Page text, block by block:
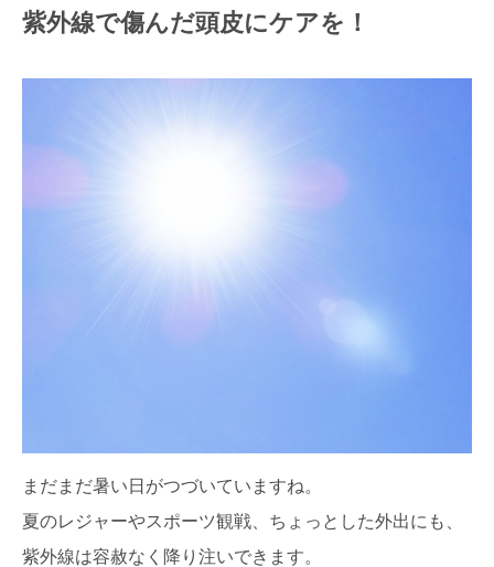
紫外線で傷んだ頭皮にケアを！
まだまだ暑い日がつづいていますね。
夏のレジャーやスポーツ観戦、ちょっとした外出にも、
紫外線は容赦なく降り注いできます。